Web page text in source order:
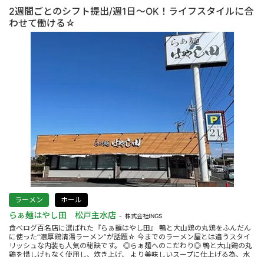
2週間ごとのシフト提出/週1日～OK！ライフスタイルに合
わせて働ける☆
ラーメン ホール
らぁ麺はやし田 松戸主水店 株式会社INGS
食べログ百名店に選ばれた『らぁ麺はやし田』 鴨と大山鶏の丸鶏をふんだん
に使った“濃厚鶏清湯ラーメン”が話題☆ 今までのラーメン屋とは違うスタイ
リッシュな内装も人気の秘訣です。 ◎らぁ麺へのこだわり◎ 鴨と大山鶏の丸
鶏を惜しげもなく使用し、炊き上げ、 より美味しいスープに仕上げる為、水